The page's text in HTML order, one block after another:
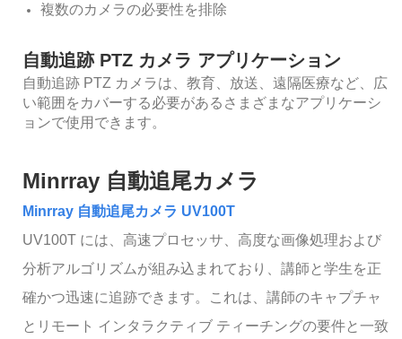
複数のカメラの必要性を排除
自動追跡 PTZ カメラ アプリケーション
自動追跡 PTZ カメラは、教育、放送、遠隔医療など、広
い範囲をカバーする必要があるさまざまなアプリケーシ
ョンで使用できます。
Minrray 自動追尾カメラ
Minrray 自動追尾カメラ UV100T
UV100T には、高速プロセッサ、高度な画像処理および
分析アルゴリズムが組み込まれており、講師と学生を正
確かつ迅速に追跡できます。これは、講師のキャプチャ
とリモート インタラクティブ ティーチングの要件と一致